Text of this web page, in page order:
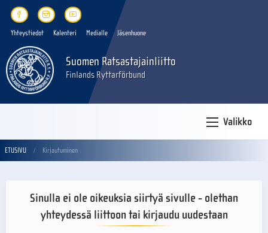
Yhteystiedot Kalenteri Medialle Jäsenhuone
Suomen Ratsastajainliitto
Finlands Ryttarförbund
Valikko
ETUSIVU Kirjautuminen
Sinulla ei ole oikeuksia siirtyä sivulle - olethan
yhteydessä liittoon tai kirjaudu uudestaan